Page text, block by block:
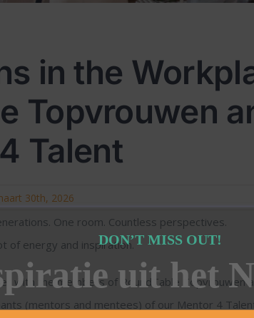
in the
Topvrouwen
Talent
30th, 2026
One room. Countless perspectives.
of energy and inspiration.
with the members of RoundTable Topvrouwen
(mentors and mentees) of our Mentor 4
DON’T MISS OUT!
uit het